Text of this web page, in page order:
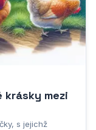
krásky mezi
s jejichž